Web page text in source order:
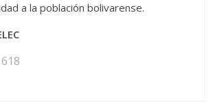
a la población bolivarense.
618